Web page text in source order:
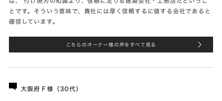
とです。そういう意味で、貴社には厚く信頼するに値する会社であると
確信しています。
こちらのオーナー様の声をすべて見る
大阪府Ｆ様（30代）